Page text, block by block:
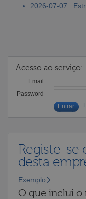
2026-07-07 :
Acesso ao serviço:
Email
Password
Registe-se
desta
Exemplo
O que inclui o